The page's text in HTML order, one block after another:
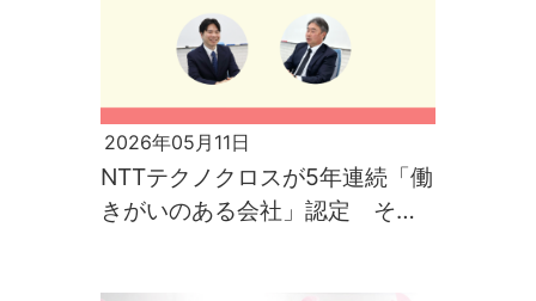
2026年05月11日
NTTテクノクロスが5年連続「働
きがいのある会社」認定 その